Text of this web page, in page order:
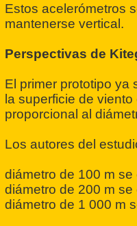
Estos acelerómetros
mantenerse vertical.
Perspectivas de
El primer prototipo ya
la superficie de
proporcional al
Los autores del
diámetro de 100 m
diámetro de 200 m
diámetro de 1 000 m